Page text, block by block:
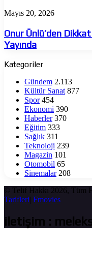
Onur
Dikkat
Çeken
Proje:
Fe
Yekün’
Yayında
Mayıs 20, 2026
Onur Ünlü’den
Yayında
Kategoriler
Gündem 2.113
Kültür Sanat 877
Spor 454
Ekonomi 390
Haberler 370
Eğitim 333
Sağlık 311
Teknoloji 239
Magazin 101
Otomobil 65
Sinemalar 208
© Telif Hakkı 2026, Tüm
Tarifleri| Fmovies
iletişim :